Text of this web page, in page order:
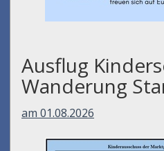
Ausflug
Wanderung
am 01.08.2026